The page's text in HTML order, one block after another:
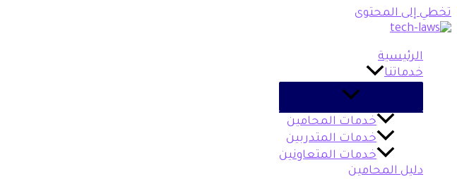
تخطي إلى المحتوى
الرئيسية
خدماتنا
خدمات المحامين
خدمات المتدربين
خدمات المتعاونين
دليل المحامين